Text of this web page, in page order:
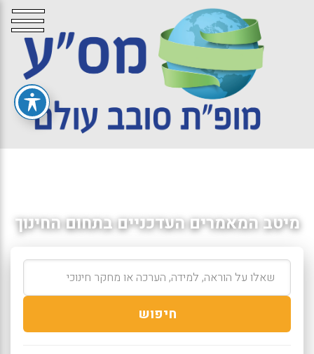
מיטב המאמרים העדכניים בתחום החינוך
חיפוש